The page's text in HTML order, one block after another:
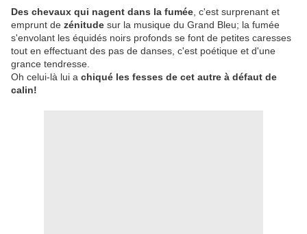
Des chevaux qui nagent dans la fumée , c'est surprenant et
emprunt de zénitude sur la musique du Grand Bleu; la fumée
s'envolant les équidés noirs profonds se font de petites caresses
tout en effectuant des pas de danses, c'est poétique et d'une
grance tendresse.
Oh celui-là lui a chiqué les fesses de cet autre à défaut de
calin!